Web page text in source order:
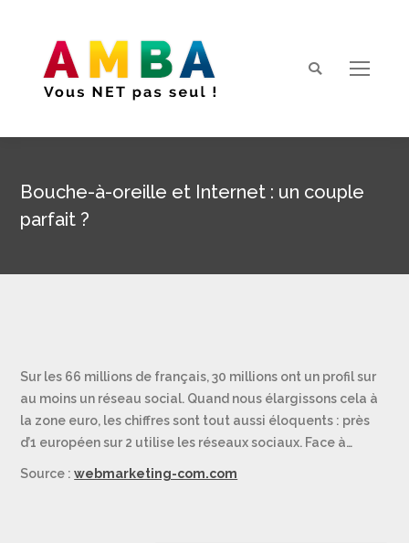
Search:
Bouche-à-oreille et Internet : un couple
parfait ?
Sur les 66 millions de français, 30 millions ont un profil sur
au moins un réseau social. Quand nous élargissons cela à
la zone euro, les chiffres sont tout aussi éloquents : près
d’1 européen sur 2 utilise les réseaux sociaux. Face à…
Source :webmarketing-com.com